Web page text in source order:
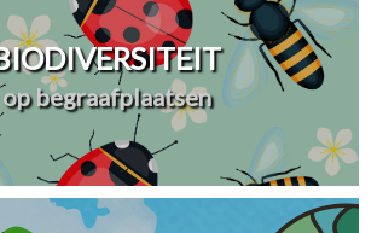
op begraafplaatsen